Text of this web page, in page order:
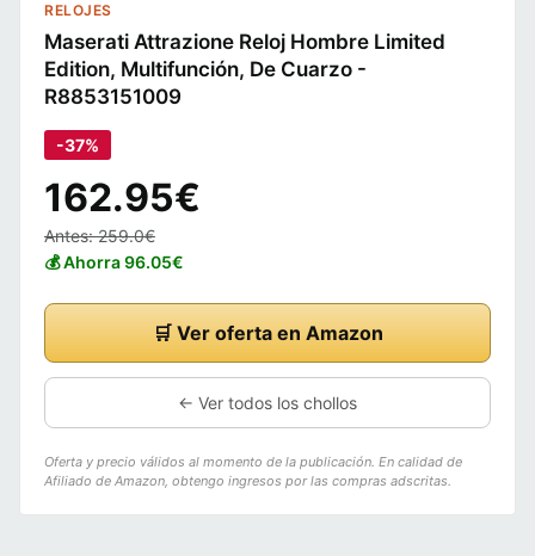
RELOJES
Maserati Attrazione Reloj Hombre Limited
Edition, Multifunción, De Cuarzo -
R8853151009
-37%
162.95€
Antes: 259.0€
💰 Ahorra 96.05€
🛒 Ver oferta en Amazon
← Ver todos los chollos
Oferta y precio válidos al momento de la publicación. En calidad de
Afiliado de Amazon, obtengo ingresos por las compras adscritas.